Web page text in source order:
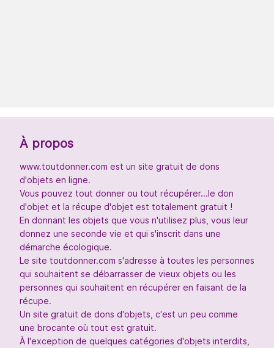
À propos
www.toutdonner.com est un site gratuit de dons
d'objets en ligne.
Vous pouvez tout donner ou tout récupérer...le don
d'objet et la récupe d'objet est totalement gratuit !
En donnant les objets que vous n'utilisez plus, vous leur
donnez une seconde vie et qui s'inscrit dans une
démarche écologique.
Le site toutdonner.com s'adresse à toutes les personnes
qui souhaitent se débarrasser de vieux objets ou les
personnes qui souhaitent en récupérer en faisant de la
récupe.
Un site gratuit de dons d'objets, c'est un peu comme
une brocante où tout est gratuit.
À l'exception de quelques catégories d'objets interdits,